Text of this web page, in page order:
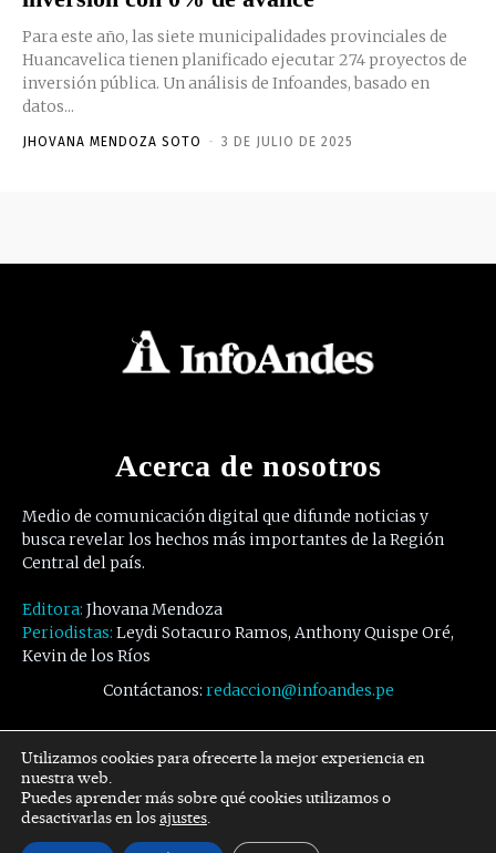
Para este año, las siete municipalidades provinciales de
Huancavelica tienen planificado ejecutar 274 proyectos de
inversión pública. Un análisis de Infoandes, basado en
datos...
JHOVANA MENDOZA SOTO - 3 DE JULIO DE 2025
Acerca de nosotros
Medio de comunicación digital que difunde noticias y
busca revelar los hechos más importantes de la Región
Central del país.
Editora: Jhovana Mendoza
Periodistas: Leydi Sotacuro Ramos, Anthony Quispe Oré,
Kevin de los Ríos
Contáctanos: redaccion@infoandes.pe
Síguenos
Facebook Twitter Youtube
Utilizamos cookies para ofrecerte la mejor experiencia en
nuestra web.
Puedes aprender más sobre qué cookies utilizamos o
desactivarlas en losajustes.